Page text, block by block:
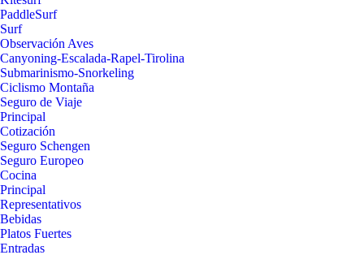
PaddleSurf
Surf
Observación Aves
Canyoning-Escalada-Rapel-Tirolina
Submarinismo-Snorkeling
Ciclismo Montaña
Seguro de Viaje
Principal
Cotización
Seguro Schengen
Seguro Europeo
Cocina
Principal
Representativos
Bebidas
Platos Fuertes
Entradas